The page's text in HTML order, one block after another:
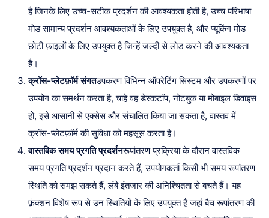
है जिनके लिए उच्च-सटीक प्रदर्शन की आवश्यकता होती है, उच्च परिभाषा
मोड सामान्य प्रदर्शन आवश्यकताओं के लिए उपयुक्त है, और प्यूकिंग मोड
छोटी फ़ाइलों के लिए उपयुक्त है जिन्हें जल्दी से लोड करने की आवश्यकता
है।
क्रॉस-प्लेटफ़ॉर्म संगतउपकरण विभिन्न ऑपरेटिंग सिस्टम और उपकरणों पर
उपयोग का समर्थन करता है, चाहे वह डेस्कटॉप, नोटबुक या मोबाइल डिवाइस
हो, इसे आसानी से एक्सेस और संचालित किया जा सकता है, वास्तव में
क्रॉस-प्लेटफ़ॉर्म की सुविधा को महसूस करता है।
वास्तविक समय प्रगति प्रदर्शनरूपांतरण प्रक्रिया के दौरान वास्तविक
समय प्रगति प्रदर्शन प्रदान करते हैं, उपयोगकर्ता किसी भी समय रूपांतरण
स्थिति को समझ सकते हैं, लंबे इंतजार की अनिश्चितता से बचते हैं। यह
फ़ंक्शन विशेष रूप से उन स्थितियों के लिए उपयुक्त है जहां बैच रूपांतरण की